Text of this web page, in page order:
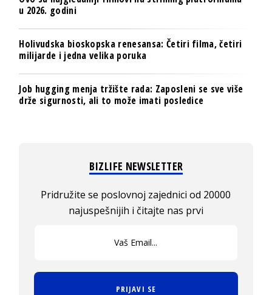
u 2026. godini
Holivudska bioskopska renesansa: Četiri filma, četiri
milijarde i jedna velika poruka
Job hugging menja tržište rada: Zaposleni se sve više
drže sigurnosti, ali to može imati posledice
BIZLIFE NEWSLETTER
Pridružite se poslovnoj zajednici od 20000
najuspešnijih i čitajte nas prvi
PRIJAVI SE